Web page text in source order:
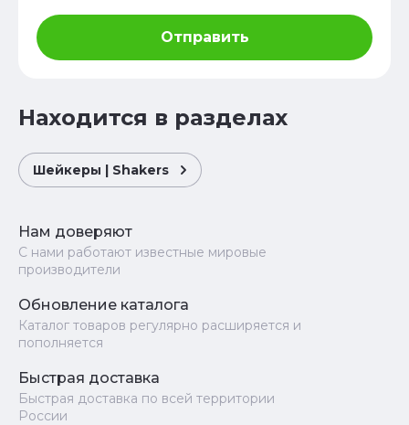
Отправить
Находится в разделах
Шейкеры | Shakers
Нам доверяют
С нами работают известные мировые
производители
Обновление каталога
Каталог товаров регулярно расширяется и
пополняется
Быстрая доставка
Быстрая доставка по всей территории
России